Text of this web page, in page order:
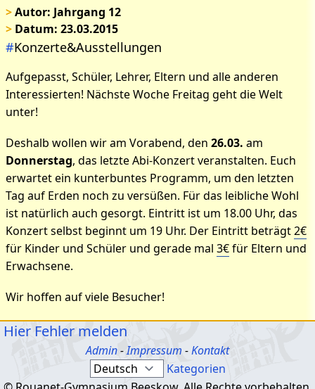
>Autor: Jahrgang 12
> Datum: 23.03.2015
#Konzerte&Ausstellungen
Aufgepasst, Schüler, Lehrer, Eltern und alle anderen
Interessierten! Nächste Woche Freitag geht die Welt
unter!
Deshalb wollen wir am Vorabend, den 26.03. am
Donnerstag, das letzte Abi-Konzert veranstalten. Euch
erwartet ein kunterbuntes Programm, um den letzten
Tag auf Erden noch zu versüßen. Für das leibliche Wohl
ist natürlich auch gesorgt. Eintritt ist um 18.00 Uhr, das
Konzert selbst beginnt um 19 Uhr. Der Eintritt beträgt2€
für Kinder und Schüler und gerade mal 3€für Eltern und
Erwachsene.
Wir hoffen auf viele Besucher!
Hier Fehler melden
Admin-Impressum -Kontakt
Kategorien